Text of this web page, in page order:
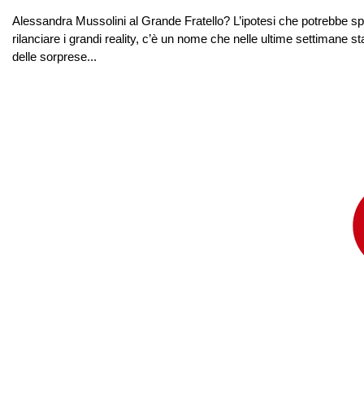
Alessandra Mussolini al Grande Fratello? L’ipotesi che potrebbe
rilanciare i grandi reality, c’è un nome che nelle ultime settimane
delle sorprese...